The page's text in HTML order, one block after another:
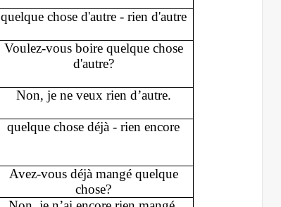
quelque chose d'autre - rien d'autre
Voulez-vous boire quelque chose
d'autre?
Non, je ne veux rien d’autre.
quelque chose déjà - rien encore
Avez-vous déjà mangé quelque
chose?